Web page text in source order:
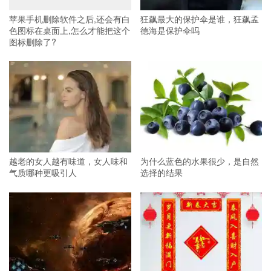
苹果手机删除软件之后,还会有白
色图标在桌面上,怎么才能把这个
图标删除了?
狂飙最大的保护伞是谁，狂飙孟
德海是保护伞吗
越老的女人越有味道，女人味和
气质哪种更吸引人
为什么蓝色的水果很少，是自然
选择的结果